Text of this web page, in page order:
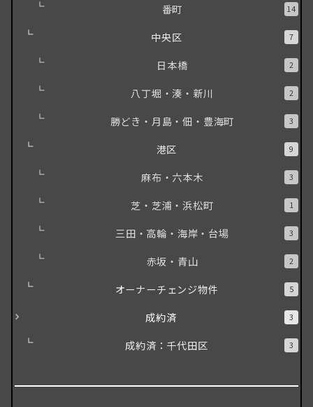
番町 14
中央区 7
日本橋 2
八丁堀・湊・新川 2
勝どき・月島・佃・豊海町 3
港区 9
麻布・六本木 3
芝・芝浦・浜松町 1
三田・高輪・海岸・台場 3
赤坂・青山 2
オーナーチェンジ物件 5
成約済 3
成約済：千代田区 3